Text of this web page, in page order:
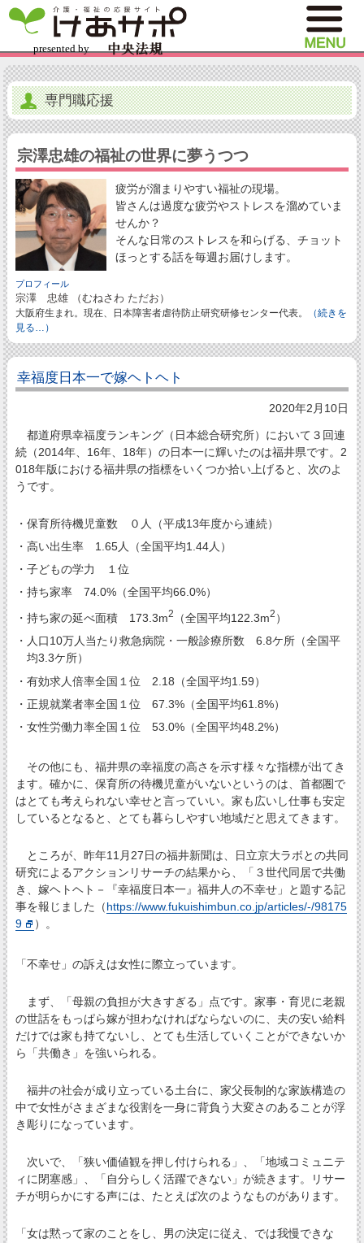
専門職応援
宗澤忠雄の福祉の世界に夢うつつ
疲労が溜まりやすい福祉の現場。
皆さんは過度な疲労やストレスを溜めていま
せんか？
そんな日常のストレスを和らげる、チョット
ほっとする話を毎週お届けします。
プロフィール
宗澤 忠雄 （むねさわ ただお）
大阪府生まれ。現在、日本障害者虐待防止研究研修センター代表。
（続きを
見る…）
幸福度日本一で嫁ヘトヘト
2020年2月10日
都道府県幸福度ランキング（日本総合研究所）において３回連
続（2014年、16年、18年）の日本一に輝いたのは福井県です。2
018年版における福井県の指標をいくつか拾い上げると、次のよ
うです。
・保育所待機児童数 ０人（平成13年度から連続）
・高い出生率 1.65人（全国平均1.44人）
・子どもの学力 １位
・持ち家率 74.0%（全国平均66.0%）
・持ち家の延べ面積 173.3m2 （全国平均122.3m2 ）
・人口10万人当たり救急病院・一般診療所数 6.8ケ所（全国平
均3.3ケ所）
・有効求人倍率全国１位 2.18（全国平均1.59）
・正規就業者率全国１位 67.3%（全国平均61.8%）
・女性労働力率全国１位 53.0%（全国平均48.2%）
その他にも、福井県の幸福度の高さを示す様々な指標が出てき
ます。確かに、保育所の待機児童がいないというのは、首都圏で
はとても考えられない幸せと言っていい。家も広いし仕事も安定
しているとなると、とても暮らしやすい地域だと思えてきます。
ところが、昨年11月27日の福井新聞は、日立京大ラボとの共同
研究によるアクションリサーチの結果から、「３世代同居で共働
き、嫁ヘトヘト－『幸福度日本一』福井人の不幸せ」と題する記
事を報じました（https://www.fukuishimbun.co.jp/articles/-/98175
9
）。
「不幸せ」の訴えは女性に際立っています。
まず、「母親の負担が大きすぎる」点です。家事・育児に老親
の世話をもっぱら嫁が担わなければならないのに、夫の安い給料
だけでは家も持てないし、とても生活していくことができないか
ら「共働き」を強いられる。
福井の社会が成り立っている土台に、家父長制的な家族構造の
中で女性がさまざまな役割を一身に背負う大変さのあることが浮
き彫りになっています。
次いで、「狭い価値観を押し付けられる」、「地域コミュニテ
ィに閉塞感」、「自分らしく活躍できない」が続きます。リサー
チが明らかにする声には、たとえば次のようなものがあります。
「女は黙って家のことをし、男の決定に従え、では我慢できな